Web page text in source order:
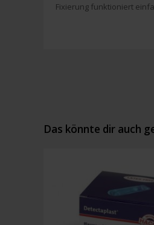
Fixierung funktioniert
Das könnte dir auch